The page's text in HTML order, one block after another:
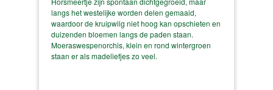
langs het westelijke worden delen gemaaid,
waardoor de kruipwilg niet hoog kan opschieten en
duizenden bloemen langs de paden staan.
Moeraswespenorchis, klein en rond wintergroen
staan er als madeliefjes zo veel.